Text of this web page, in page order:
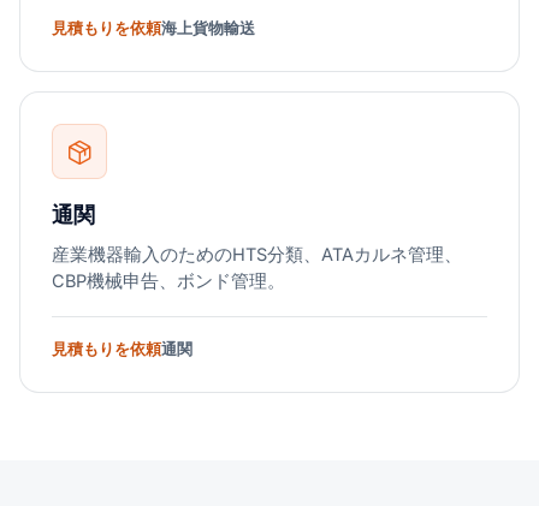
見積もりを依頼海上貨物輸送
通関
産業機器輸入のためのHTS分類、ATAカルネ管理、
CBP機械申告、ボンド管理。
見積もりを依頼通関